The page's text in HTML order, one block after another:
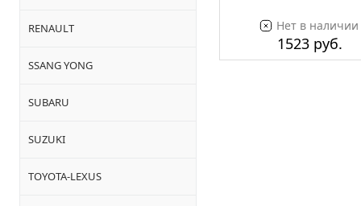
RENAULT
SSANG YONG
SUBARU
SUZUKI
TOYOTA-LEXUS
Нет в наличии
1523 руб.